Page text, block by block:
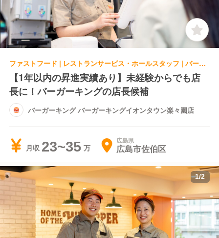
ファストフード | レストランサービス・ホールスタッフ | バーガーキング バーガーキングイオンタウン楽々園店
【1年以内の昇進実績あり】未経験からでも店
長に！バーガーキングの店長候補
バーガーキング バーガーキングイオンタウン楽々園店
月収 23~35 広島県
広島市佐伯区
1/2